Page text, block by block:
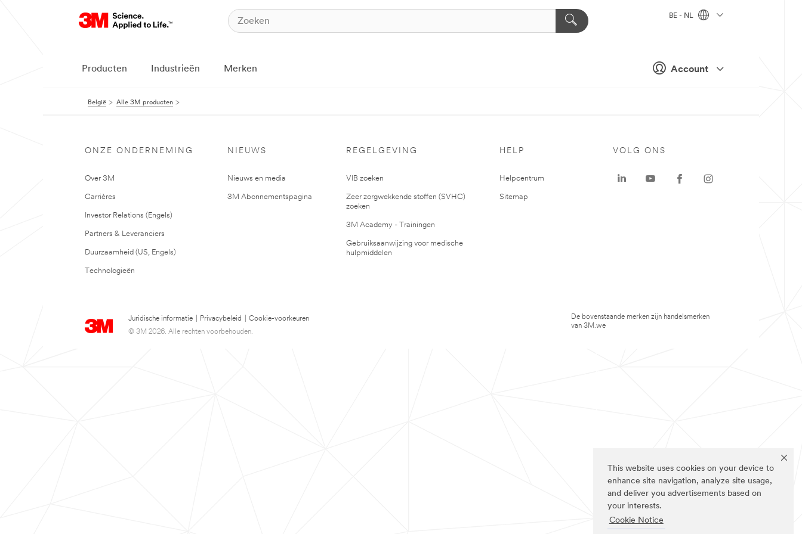
This website uses cookies on your device to
enhance site navigation, analyze site usage,
and deliver you advertisements based on
your interests.
Cookie Notice
Account
BE - NL
Producten Industrieën Merken
België Alle 3M producten
ONZE ONDERNEMING
Over 3M
Carrières
Investor Relations (Engels)
Partners & Leveranciers
Duurzaamheid (US, Engels)
Technologieën
NIEUWS
Nieuws en media
3M Abonnementspagina
REGELGEVING
VIB zoeken
Zeer zorgwekkende stoffen (SVHC)
zoeken
3M Academy - Trainingen
Gebruiksaanwijzing voor medische
hulpmiddelen
HELP
Helpcentrum
Sitemap
Juridische informatie Privacybeleid
Cookie-voorkeuren
© 3M 2026. Alle rechten voorbehouden.
VOLG ONS
De bovenstaande merken zijn handelsmerken
van 3M.we